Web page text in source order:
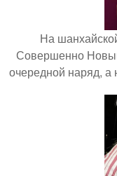
На
Совершенно
очередной наряд,